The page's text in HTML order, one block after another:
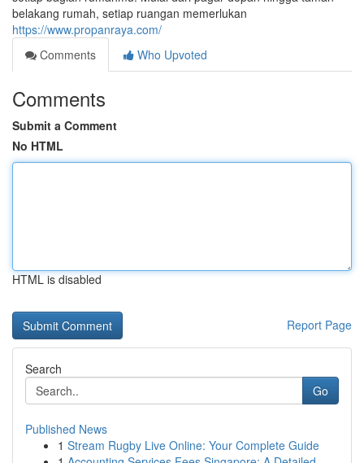
belakang rumah, setiap ruangan memerlukan
https://www.propanraya.com/
Comments
Who Upvoted
Comments
Submit a Comment
No HTML
HTML is disabled
Report Page
Search
Go
Published News
1 Stream Rugby Live Online: Your Complete Guide